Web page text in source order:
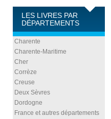
LES LIVRES PAR
DÉPARTEMENTS
Charente
Charente-Maritime
Cher
Corrèze
Creuse
Deux Sèvres
Dordogne
France et autres départements